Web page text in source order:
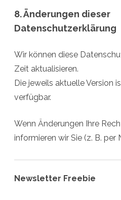
8. Änderungen dieser
Datenschutzerklärung
Wir können diese
Zeit aktualisieren.
Die jeweils aktuelle Version
verfügbar.
Wenn Änderungen Ihre
informieren wir Sie (z. B. per
Newsletter Freebie